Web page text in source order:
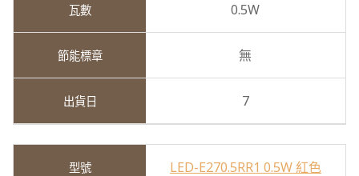
0.5W
無
7
LED-E270.5RR1 0.5W 紅色